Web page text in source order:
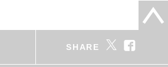
SHARE